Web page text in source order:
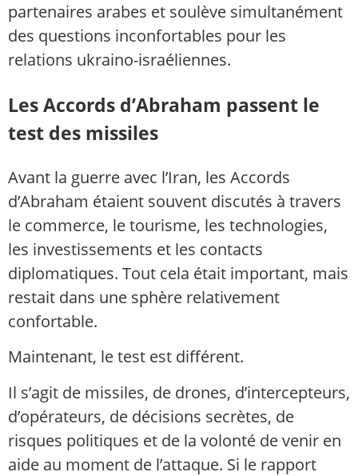
partenaires arabes et soulève simultanément
des questions inconfortables pour les
relations ukraino-israéliennes.
Les Accords d’Abraham passent le
test des missiles
Avant la guerre avec l’Iran, les Accords
d’Abraham étaient souvent discutés à travers
le commerce, le tourisme, les technologies,
les investissements et les contacts
diplomatiques. Tout cela était important, mais
restait dans une sphère relativement
confortable.
Maintenant, le test est différent.
Il s’agit de missiles, de drones, d’intercepteurs,
d’opérateurs, de décisions secrètes, de
risques politiques et de la volonté de venir en
aide au moment de l’attaque. Si le rapport